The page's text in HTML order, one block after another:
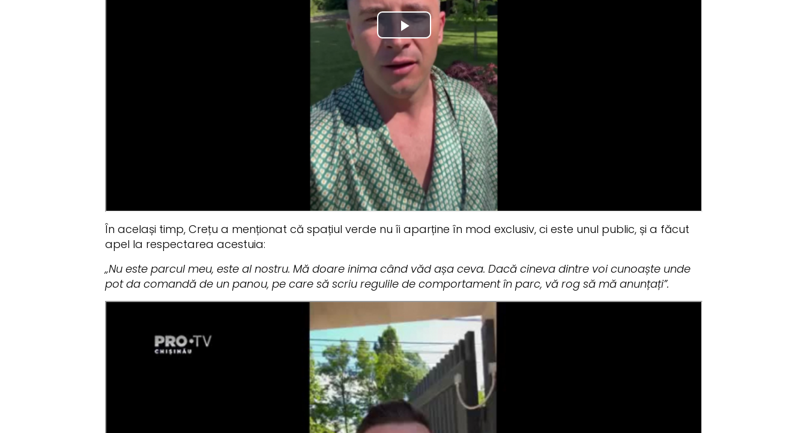
În același timp, Crețu a menționat că spațiul verde nu îi aparține în mod exclusiv, ci este unul public, și a făcut
apel la respectarea acestuia:
„Nu este parcul meu, este al nostru. Mă doare inima când văd așa ceva. Dacă cineva dintre voi cunoaște unde
pot da comandă de un panou, pe care să scriu regulile de comportament în parc, vă rog să mă anunțați”.